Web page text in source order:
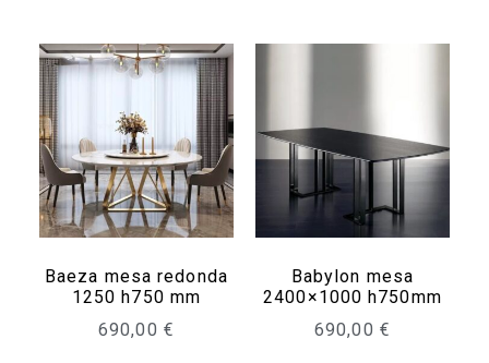
Baeza mesa redonda
1250 h750 mm
690,00 €
Babylon mesa
2400×1000 h750mm
690,00 €